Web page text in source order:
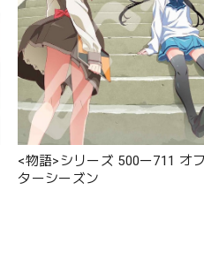
<物語>シリーズ 500ー711 オ
ターシーズン